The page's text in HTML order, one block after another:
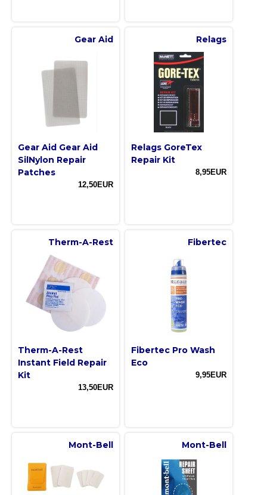
Gear Aid
Gear Aid Gear Aid
SilNylon Repair
Patches
12,50EUR
Relags
Relags GoreTex
Repair Kit
8,95EUR
Therm-A-Rest
Therm-A-Rest
Instant Field Repair
Kit
13,50EUR
Fibertec
Fibertec Pro Wash
Eco
9,95EUR
Mont-Bell Mont-Bell